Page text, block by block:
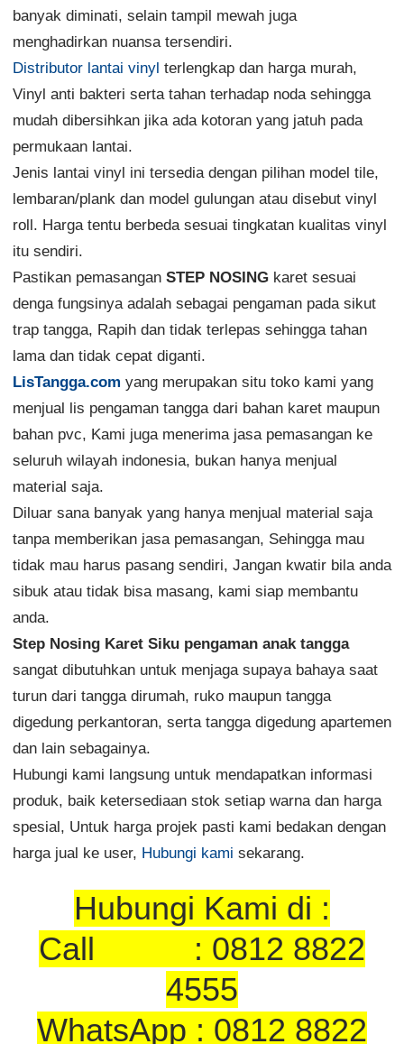
banyak diminati, selain tampil mewah juga
menghadirkan nuansa tersendiri.
Distributor lantai vinyl terlengkap dan harga murah,
Vinyl anti bakteri serta tahan terhadap noda sehingga
mudah dibersihkan jika ada kotoran yang jatuh pada
permukaan lantai.
Jenis lantai vinyl ini tersedia dengan pilihan model tile,
lembaran/plank dan model gulungan atau disebut vinyl
roll. Harga tentu berbeda sesuai tingkatan kualitas vinyl
itu sendiri.
Pastikan pemasangan STEP NOSINGkaret sesuai
denga fungsinya adalah sebagai pengaman pada sikut
trap tangga, Rapih dan tidak terlepas sehingga tahan
lama dan tidak cepat diganti.
LisTangga.com yang merupakan situ toko kami yang
menjual lis pengaman tangga dari bahan karet maupun
bahan pvc, Kami juga menerima jasa pemasangan ke
seluruh wilayah indonesia, bukan hanya menjual
material saja.
Diluar sana banyak yang hanya menjual material saja
tanpa memberikan jasa pemasangan, Sehingga mau
tidak mau harus pasang sendiri, Jangan kwatir bila anda
sibuk atau tidak bisa masang, kami siap membantu
anda.
Step Nosing Karet Siku pengaman anak tangga
sangat dibutuhkan untuk menjaga supaya bahaya saat
turun dari tangga dirumah, ruko maupun tangga
digedung perkantoran, serta tangga digedung apartemen
dan lain sebagainya.
Hubungi kami langsung untuk mendapatkan informasi
produk, baik ketersediaan stok setiap warna dan harga
spesial, Untuk harga projek pasti kami bedakan dengan
harga jual ke user, Hubungi kami sekarang.
Hubungi Kami di :
Call : 0812 8822
4555
WhatsApp : 0812 8822